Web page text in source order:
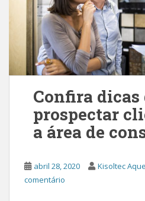
Confira dicas
prospectar
a área de
abril 28, 2020 Kisoltec
comentário